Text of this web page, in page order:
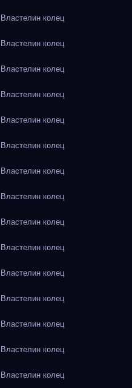
колец
колец
колец
колец
колец
колец
колец
колец
колец
колец
колец
колец
колец
колец
колец